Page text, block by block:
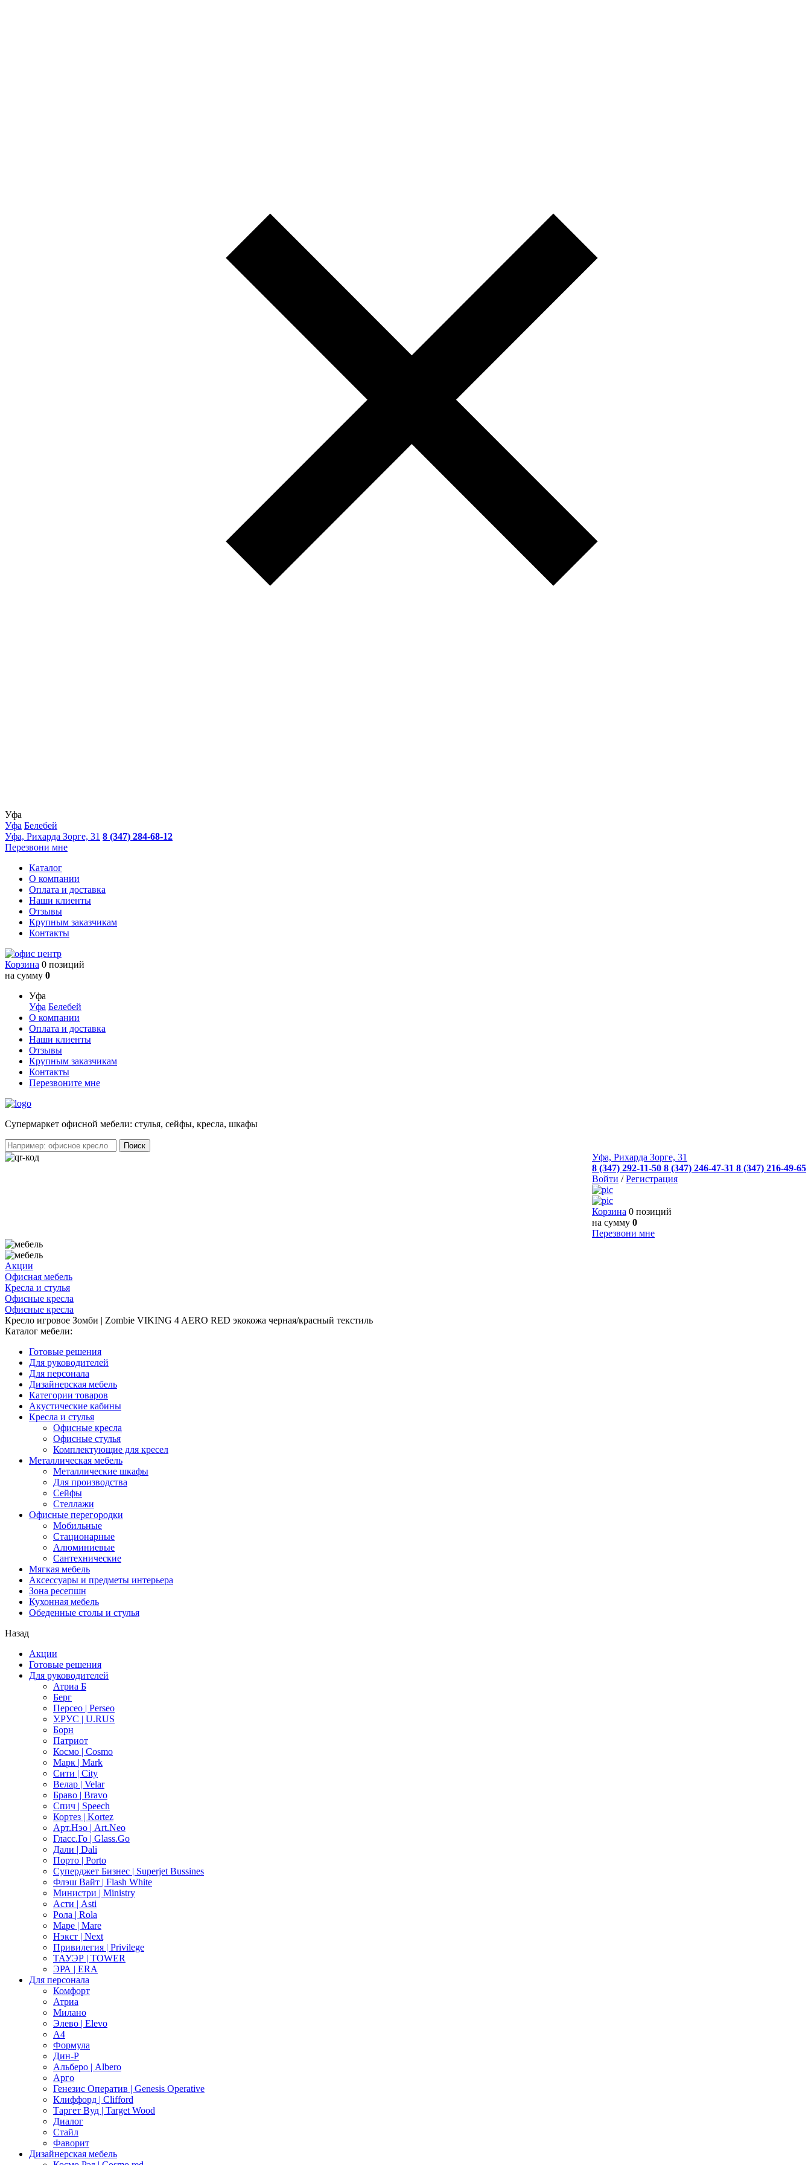
Уфа
Уфа Белебей
Уфа, Рихарда Зорге, 31 8 (347) 284-68-12
Перезвони мне
Каталог
О компании
Оплата и доставка
Наши клиенты
Отзывы
Крупным заказчикам
Контакты
Корзина 0 позиций
на сумму 0
Уфа
Уфа Белебей
О компании
Оплата и доставка
Наши клиенты
Отзывы
Крупным заказчикам
Контакты
Перезвоните мне
Cупермаркет офисной мебели: стулья, сейфы, кресла, шкафы
Уфа, Рихарда Зорге, 31
8 (347) 292-11-50 8 (347) 246-47-31 8 (347) 216-49-65
Войти /Регистрация
Корзина 0 позиций
на сумму 0
Перезвони мне
Акции
Офисная мебель
Кресла и стулья
Офисные кресла
Офисные кресла
Кресло игровое Зомби | Zombie VIKING 4 AERO RED экокожа черная/красный текстиль
Каталог мебели:
Готовые решения
Для руководителей
Для персонала
Дизайнерская мебель
Категории товаров
Акустические кабины
Кресла и стулья
Офисные кресла
Офисные стулья
Комплектующие для кресел
Металлическая мебель
Металлические шкафы
Для производства
Сейфы
Стеллажи
Офисные перегородки
Мобильные
Стационарные
Алюминиевые
Сантехнические
Мягкая мебель
Аксессуары и предметы интерьера
Зона ресепшн
Кухонная мебель
Обеденные столы и стулья
Назад
Акции
Готовые решения
Для руководителей
Атриа Б
Берг
Персео | Perseo
У.РУС | U.RUS
Борн
Патриот
Космо | Cosmo
Марк | Mark
Сити | City
Велар | Velar
Браво | Bravo
Спич | Speech
Кортез | Kortez
Арт.Нэо | Art.Neo
Гласс.Го | Glass.Go
Дали | Dali
Порто | Porto
Суперджет Бизнес | Superjet Bussines
Флэш Вайт | Flash White
Министри | Ministry
Асти | Asti
Рола | Rola
Маре | Mare
Нэкст | Next
Привилегия | Privilege
ТАУЭР | TOWER
ЭРА | ERA
Для персонала
Комфорт
Атриа
Милано
Элево | Elevo
А4
Формула
Дин-Р
Альберо | Albero
Арго
Генезис Оператив | Genesis Operative
Клиффорд | Clifford
Таргет Вуд | Target Wood
Диалог
Стайл
Фаворит
Дизайнерская мебель